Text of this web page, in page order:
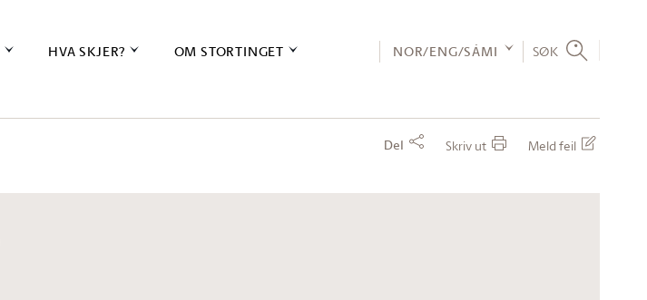
HVA SKJER? OM STORTINGET NOR/ENG/SÁMI SØK
Del Skriv ut Meld feil